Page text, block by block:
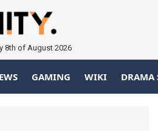
8th of August 2026
GAMING WIKI DRAMA